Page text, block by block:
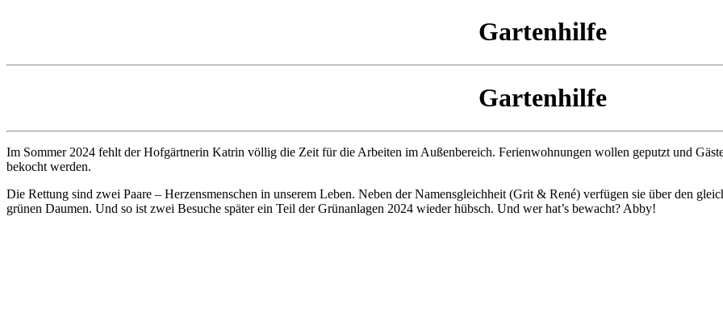
Gartenhilfe
Gartenhilfe
Im Sommer 2024 fehlt der Hofgärtnerin Katrin völlig die Zeit für die Arbeiten im Außenbereich. Ferienwohnungen wollen geputzt und
bekocht werden.
Die Rettung sind zwei Paare – Herzensmenschen in unserem Leben. Neben der Namensgleichheit (Grit & René) verfügen sie über den
grünen Daumen. Und so ist zwei Besuche später ein Teil der Grünanlagen 2024 wieder hübsch. Und wer hat’s bewacht? Abby!